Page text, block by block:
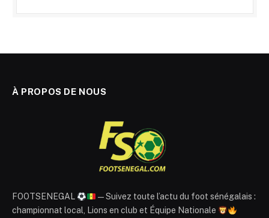
À PROPOS DE NOUS
FOOTSENEGAL
— Suivez toute l’actu du foot sénégalais :
championnat local, Lions en club et Équipe Nationale